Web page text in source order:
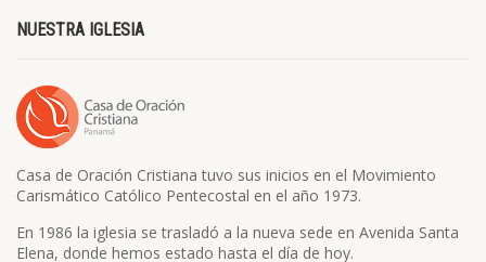
NUESTRA IGLESIA
Casa de Oración Cristiana tuvo sus inicios en el Movimiento
Carismático Católico Pentecostal en el año 1973.
En 1986 la iglesia se trasladó a la nueva sede en Avenida Santa
Elena, donde hemos estado hasta el día de hoy.